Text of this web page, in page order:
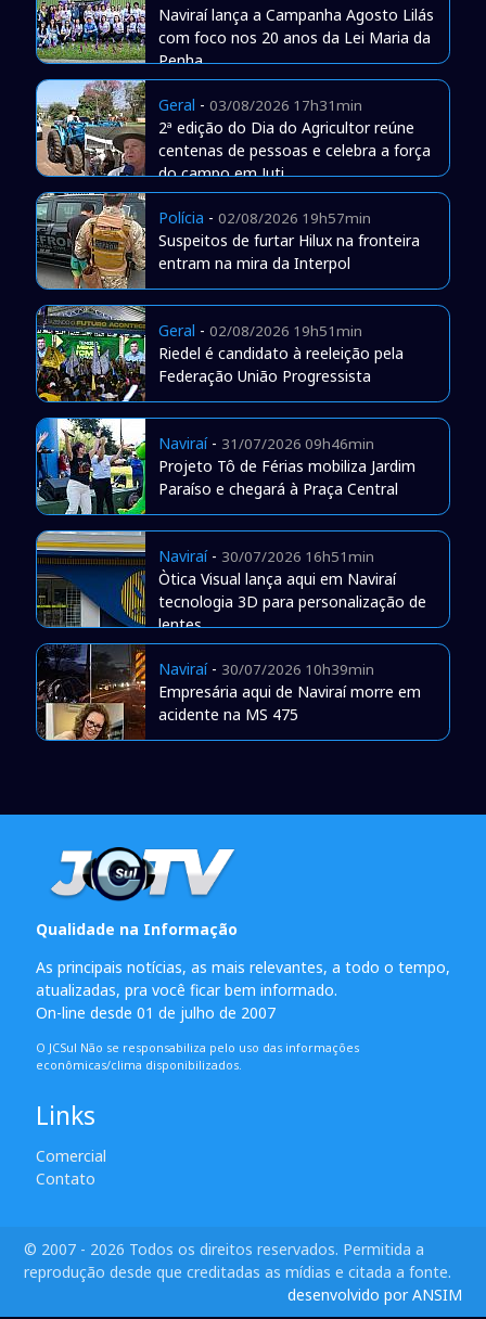
Naviraí lança a Campanha Agosto Lilás
com foco nos 20 anos da Lei Maria da
Penha
Geral - 03/08/2026 17h31min
2ª edição do Dia do Agricultor reúne
centenas de pessoas e celebra a força
do campo em Juti
Polícia - 02/08/2026 19h57min
Suspeitos de furtar Hilux na fronteira
entram na mira da Interpol
Geral - 02/08/2026 19h51min
Riedel é candidato à reeleição pela
Federação União Progressista
Naviraí- 31/07/2026 09h46min
Projeto Tô de Férias mobiliza Jardim
Paraíso e chegará à Praça Central
Naviraí- 30/07/2026 16h51min
Òtica Visual lança aqui em Naviraí
tecnologia 3D para personalização de
lentes
Naviraí- 30/07/2026 10h39min
Empresária aqui de Naviraí morre em
acidente na MS 475
Qualidade na Informação
As principais notícias, as mais relevantes, a todo o tempo,
atualizadas, pra você ficar bem informado.
On-line desde 01 de julho de 2007
O JCSul Não se responsabiliza pelo uso das informações
econômicas/clima disponibilizados.
Links
Comercial
Contato
© 2007 - 2026 Todos os direitos reservados. Permitida a
reprodução desde que creditadas as mídias e citada a fonte.
desenvolvido por ANSIM